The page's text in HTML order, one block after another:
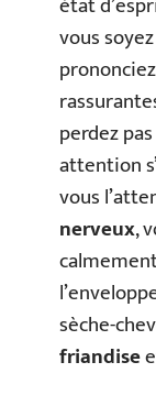
vous
perdez
attention
vous
nerveux,
sèche-
friandise